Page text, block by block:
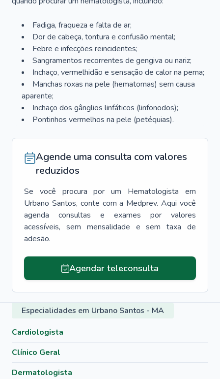
Fadiga, fraqueza e falta de ar;
Dor de cabeça, tontura e confusão mental;
Febre e infecções reincidentes;
Sangramentos recorrentes de gengiva ou nariz;
Inchaço, vermelhidão e sensação de calor na perna;
Manchas roxas na pele (hematomas) sem causa
aparente;
Inchaço dos gânglios linfáticos (linfonodos);
Pontinhos vermelhos na pele (petéquias).
Agende uma consulta com valores
reduzidos
Se você procura por um Hematologista
em
Urbano Santos, conte com a Medprev. Aqui você
agenda consultas e exames por valores
acessíveis, sem mensalidade e sem taxa de
adesão.
Agendar teleconsulta
Especialidades em Urbano Santos - MA
Cardiologista
Clínico Geral
Dermatologista